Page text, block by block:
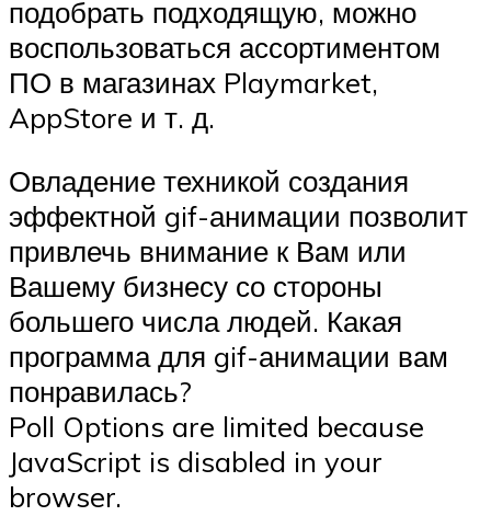
подобрать подходящую, можно
воспользоваться ассортиментом
ПО в магазинах Playmarket,
AppStore и т. д.
Овладение техникой создания
эффектной gif-анимации позволит
привлечь внимание к Вам или
Вашему бизнесу со стороны
большего числа людей. Какая
программа для gif-анимации вам
понравилась?
Poll Options are limited because
JavaScript is disabled in your
browser.